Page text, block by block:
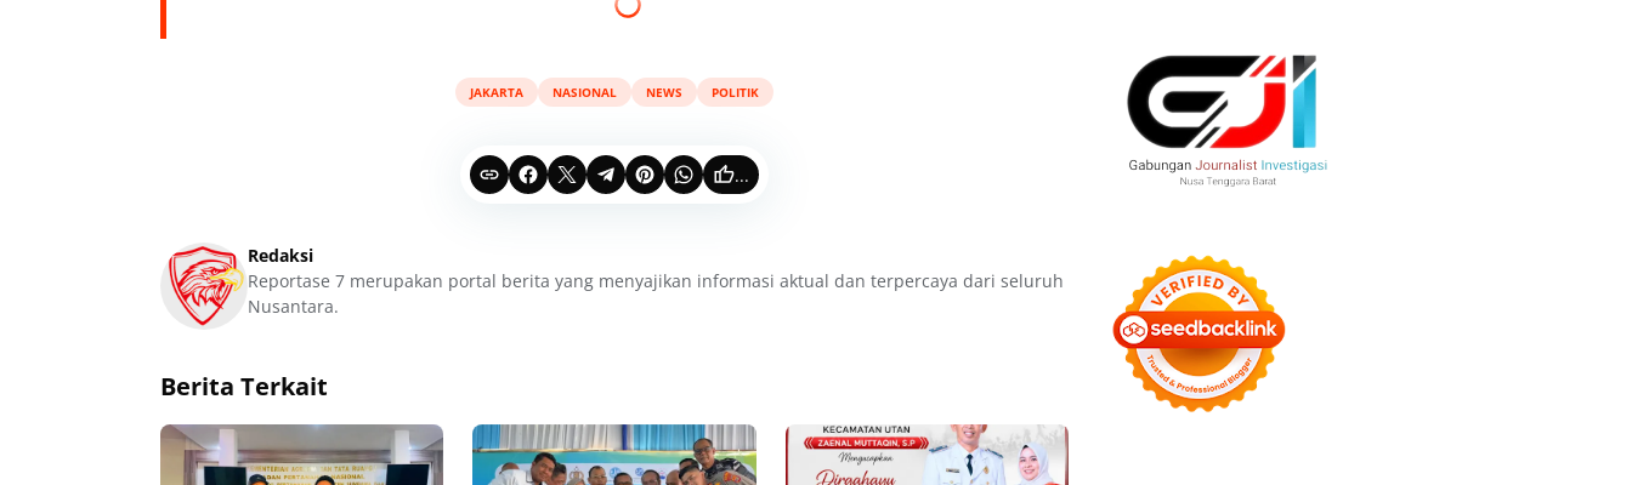
JAKARTA NASIONAL NEWS POLITIK
...
Redaksi
Reportase 7 merupakan portal berita yang menyajikan informasi aktual dan terpercaya dari seluruh
Nusantara.
Berita Terkait